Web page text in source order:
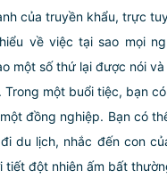
của truyền khẩu, trực
về việc tại sao mọi
một số thứ lại được nói
một buổi tiệc, bạn
đồng nghiệp. Bạn có
du lịch, nhắc đến con
tiết đột nhiên ấm bất